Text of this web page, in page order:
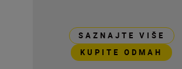
SAZNAJTE VIŠE
KUPITE ODMAH